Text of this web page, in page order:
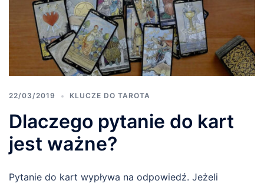
22/03/2019 KLUCZE DO TAROTA
Dlaczego pytanie do kart
jest ważne?
Pytanie do kart wypływa na odpowiedź. Jeżeli